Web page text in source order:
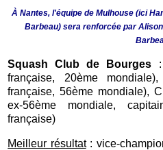
À Nantes, l'équipe de Mulhouse (ici
Barbeau) sera renforcée par
Squash Club de Bourges :
française, 20ème
française, 56ème mondiale),
ex-56ème mondiale,
française)
Meilleur résultat: vice-